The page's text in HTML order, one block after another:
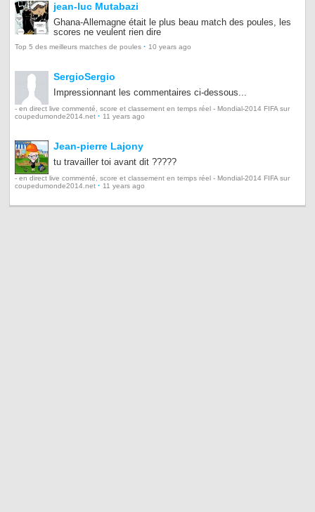
jean-luc Mutabazi
Ghana-Allemagne était le plus beau match des poules, les
scores ne veulent rien dire
Top 5 des meilleurs matches de poules · 10 years ago
SergioSergio
Impressionnant les commentaires ci-dessous...
- en direct live commenté, score et classement en temps réel - Mondial-2014 FIFA sur
coupedumonde2014.net · 11 years ago
Jean-pierre Lajony
tu travailler toi avant dit ?????
- en direct live commenté, score et classement en temps réel - Mondial-2014 FIFA sur
coupedumonde2014.net · 11 years ago